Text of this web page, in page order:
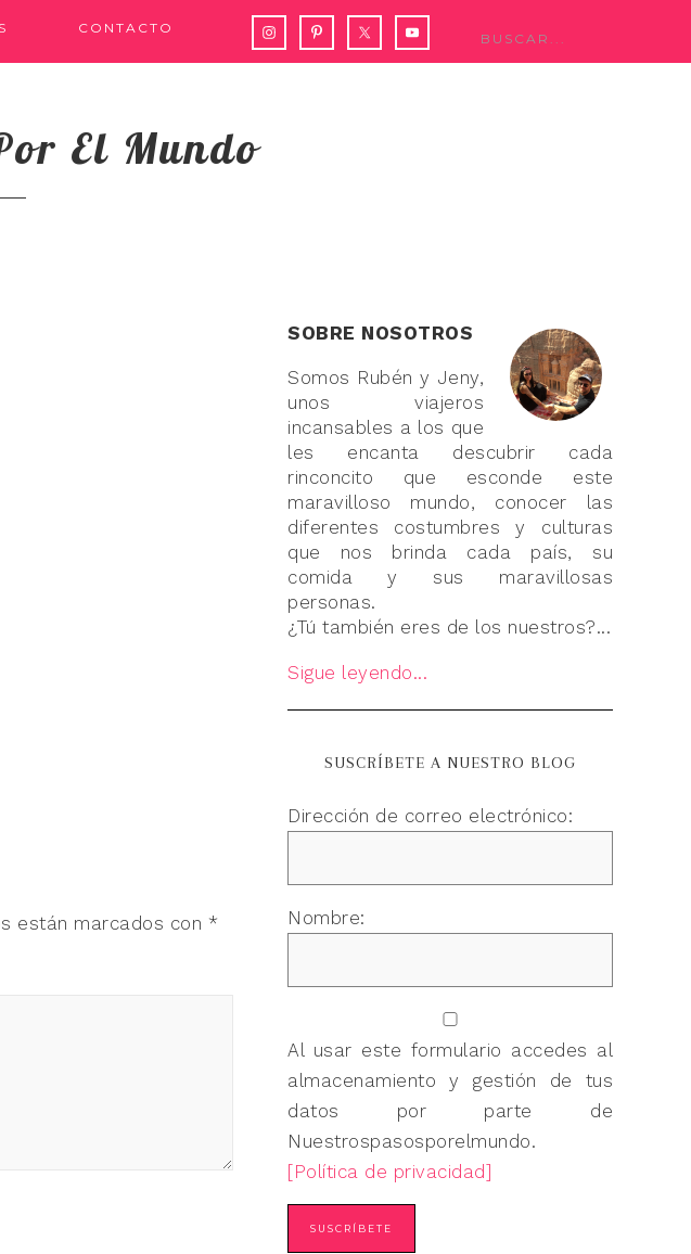
CONTACTO
El Mundo
están marcados con *
SOBRE NOSOTROS
Somos Rubén y Jeny,
unos viajeros
incansables a los que
les encanta descubrir cada
rinconcito que esconde este
maravilloso mundo, conocer las
diferentes costumbres y culturas
que nos brinda cada país, su
comida y sus maravillosas
personas.
¿Tú también eres de los nuestros?...
Sigue leyendo...
SUSCRÍBETE A NUESTRO BLOG
Dirección de correo electrónico:
Nombre:
Al usar este formulario accedes al
almacenamiento y gestión de tus
datos por parte de
Nuestrospasosporelmundo.
[Política de privacidad]